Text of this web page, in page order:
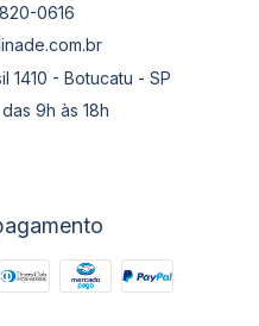
0616
1410 - Botucatu - SP
9h às 18h